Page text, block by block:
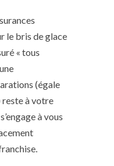
le bris de glace
« tous
(égale
reste à votre
à vous